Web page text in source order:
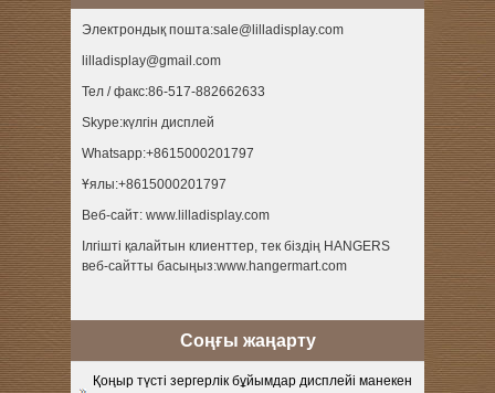
Электрондық пошта:sale@lilladisplay.com
lilladisplay@gmail.com
Тел / факс:86-517-882662633
Skype:күлгін дисплей
Whatsapp:+8615000201797
Ұялы:+8615000201797
Веб-сайт: www.lilladisplay.com
Ілгішті қалайтын клиенттер, тек біздің HANGERS
веб-сайтты басыңыз:www.hangermart.com
Соңғы жаңарту
Қоңыр түсті зергерлік бұйымдар дисплейі манекен